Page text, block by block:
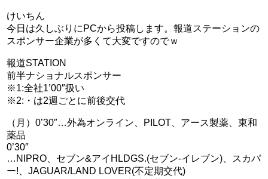
けいちん
今日は久しぶりにPCから投稿します。報道ステーションの
スポンサー企業が多くて大変ですのでｗ
報道STATION
前半ナショナルスポンサー
※1:全社1’00″扱い
※2:・は2週ごとに前後交代
（月）0’30″…外為オンライン、PILOT、アース製薬、東和
薬品
0’30″
…NIPRO、セブン&アイHLDGS.(セブン-イレブン)、スカパ
ー!、JAGUAR/LAND LOVER(不定期交代)